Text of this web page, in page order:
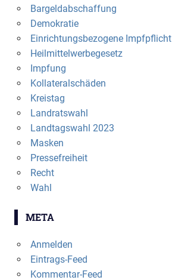
Bargeldabschaffung
Demokratie
Einrichtungsbezogene Impfpflicht
Heilmittelwerbegesetz
Impfung
Kollateralschäden
Kreistag
Landratswahl
Landtagswahl 2023
Masken
Pressefreiheit
Recht
Wahl
META
Anmelden
Eintrags-Feed
Kommentar-Feed